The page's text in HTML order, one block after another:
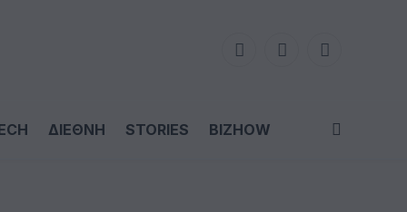
FacebookLinkedIn
X
ΔΙΕΘΝΗ STORIES BIZHOW